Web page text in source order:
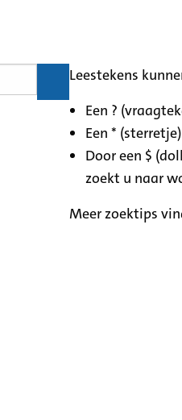
Leestekens
Een ?
Een *
Door een $
zoekt u naar
Meer zoektips